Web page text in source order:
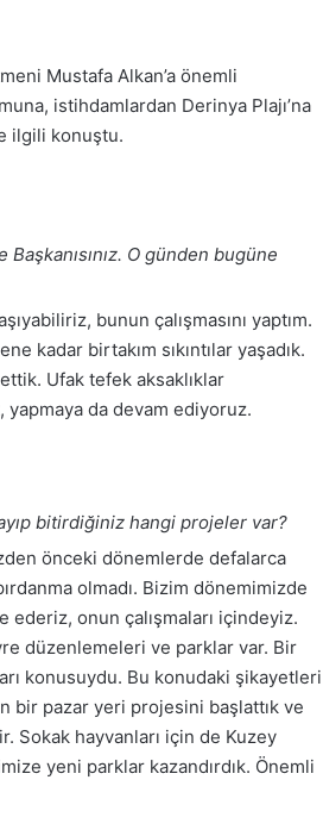
Mustafa Alkan’a önemli
istihdamlardan Derinya Plajı’na
ilgili konuştu.
O günden bugüne
bunun çalışmasını yaptım.
kadar birtakım sıkıntılar yaşadık.
ettik. Ufak tefek aksaklıklar
yapmaya da devam ediyoruz.
bitirdiğiniz hangi projeler var?
önceki dönemlerde defalarca
olmadı. Bizim dönemimizde
ederiz, onun çalışmaları içindeyiz.
düzenlemeleri ve parklar var. Bir
konusuydu. Bu konudaki şikayetleri
bir pazar yeri projesini başlattık ve
Sokak hayvanları için de Kuzey
yeni parklar kazandırdık. Önemli